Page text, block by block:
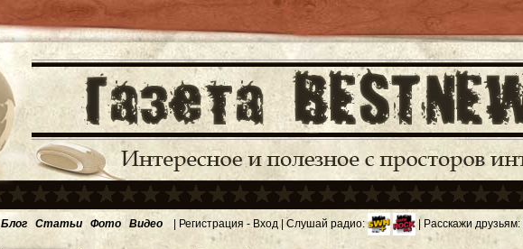
Блог Статьи Фото Видео | Регистрация - Вход | Слушай радио: | Расскажи друзьям: